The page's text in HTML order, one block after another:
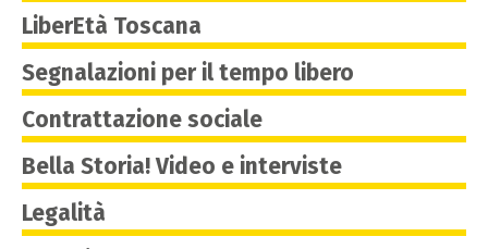
LiberEtà Toscana
Segnalazioni per il tempo libero
Contrattazione sociale
Bella Storia! Video e interviste
Legalità